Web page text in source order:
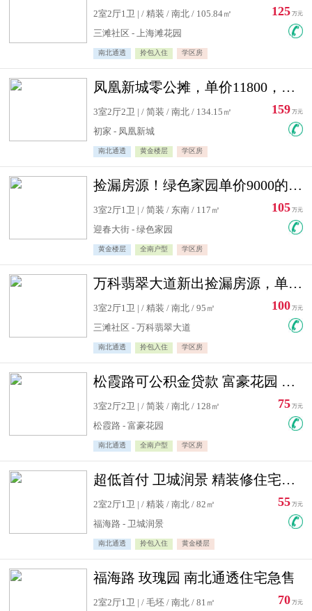
2室2厅1卫 | / 精装 / 南北 / 105.84㎡
三滩社区 - 上海滩花园
南北通透 拎包入住 学区房
125 万元
凤凰新城零公摊，单价11800，白银楼层，一个车库另算
3室2厅2卫 | / 简装 / 南北 / 134.15㎡
初家 - 凤凰新城
南北通透 黄金楼层 学区房
159 万元
捡漏房源！绿色家园单价9000的大三居，实验小学永明双学区
3室2厅1卫 | / 简装 / 东南 / 117㎡
迎春大街 - 绿色家园
黄金楼层 全南户型 学区房
105 万元
万科翡翠大道新出捡漏房源，单价10500精装修
3室2厅1卫 | / 精装 / 南北 / 95㎡
三滩社区 - 万科翡翠大道
南北通透 拎包入住 学区房
100 万元
松霞路可公积金贷款 富豪花园 复式住宅急售送小棚
3室2厅2卫 | / 简装 / 南北 / 128㎡
松霞路 - 富豪花园
南北通透 全南户型 学区房
75 万元
超低首付 卫城润景 精装修住宅急售 可公积金贷款
2室2厅1卫 | / 精装 / 南北 / 82㎡
福海路 - 卫城润景
南北通透 拎包入住 黄金楼层
55 万元
福海路 玫瑰园 南北通透住宅急售
2室2厅1卫 | / 毛坯 / 南北 / 81㎡
70 万元